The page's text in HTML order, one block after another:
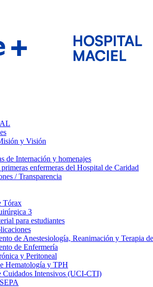
y Visión
de Internación y homenajes
enfermeras del Hospital de Caridad
/ Transparencia
Tórax
3
para estudiantes
de Anestesiología, Reanimación y Terapia
de Enfermería
y Peritoneal
Hematología y TPH
Cuidados Intensivos (UCI-CTI)